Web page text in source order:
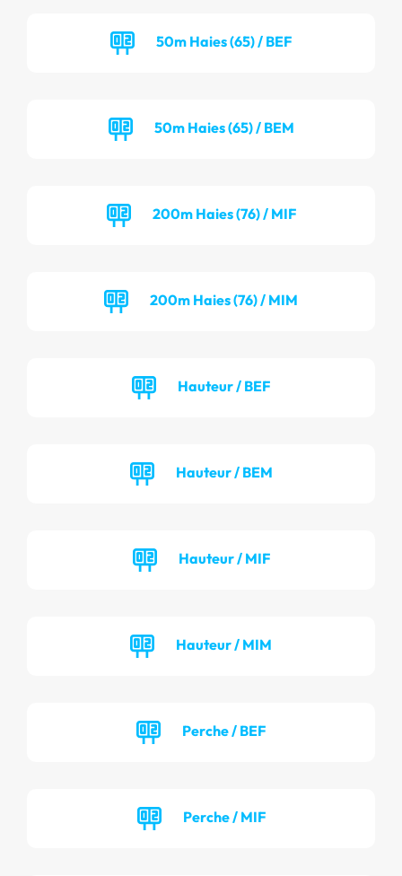
50m Haies (65) / BEF
50m Haies (65) / BEM
200m Haies (76) / MIF
200m Haies (76) / MIM
Hauteur / BEF
Hauteur / BEM
Hauteur / MIF
Hauteur / MIM
Perche / BEF
Perche / MIF